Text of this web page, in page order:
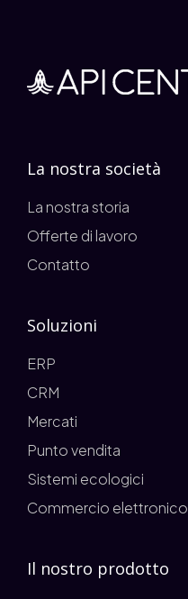
La nostra società
La nostra storia
Offerte di lavoro
Contatto
Soluzioni
ERP
CRM
Mercati
Punto vendita
Sistemi ecologici
Commercio elettronico
Il nostro prodotto